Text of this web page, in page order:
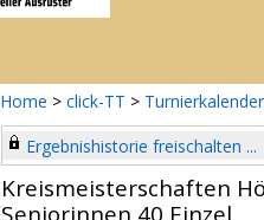
Home > click-TT > Turnierkalender
Ergebnishistorie freischalten ...
Kreismeisterschaften